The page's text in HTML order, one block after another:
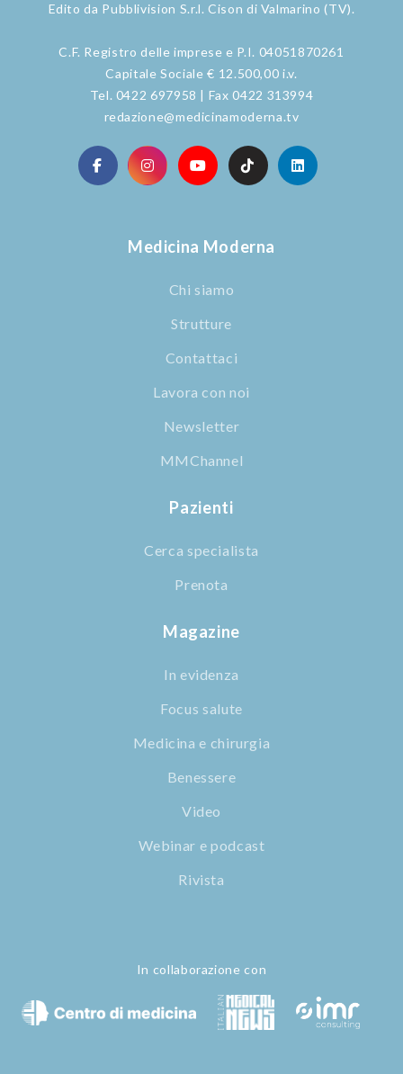
Edito da Pubblivision S.r.l. Cison di Valmarino (TV).
C.F. Registro delle imprese e P.I. 04051870261
Capitale Sociale € 12.500,00 i.v.
Tel. 0422 697958 | Fax 0422 313994
redazione@medicinamoderna.tv
Medicina Moderna
Chi siamo
Strutture
Contattaci
Lavora con noi
Newsletter
MMChannel
Pazienti
Cerca specialista
Prenota
Magazine
In evidenza
Focus salute
Medicina e chirurgia
Benessere
Video
Webinar e podcast
Rivista
In collaborazione con